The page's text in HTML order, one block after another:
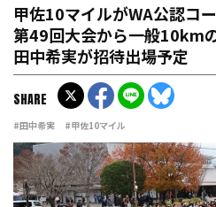
甲佐10マイルがWA公認コースに認
第49回大会から一般10km
田中希実が招待出場予定
#田中希実 #甲佐10マイル
SHARE